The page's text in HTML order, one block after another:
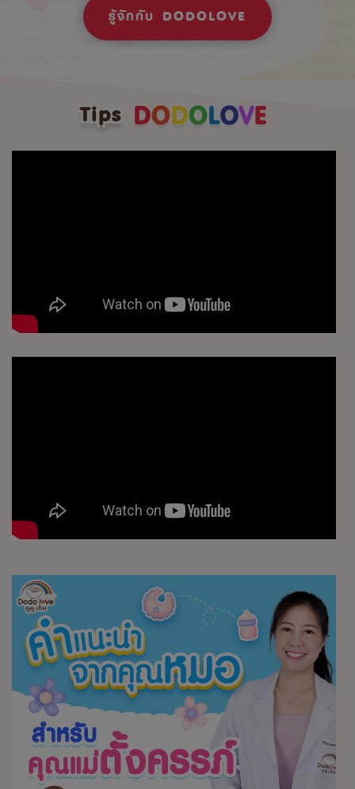
รู้จักกับ DODOLOVE
Tips